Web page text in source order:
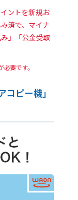
ントを新規お
済で、マイナ
」「公金受取
要です。
ピー機」